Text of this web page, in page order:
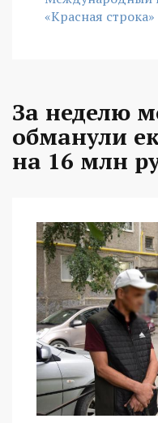
«Красная строка»
За неделю
обманули
на 16 млн